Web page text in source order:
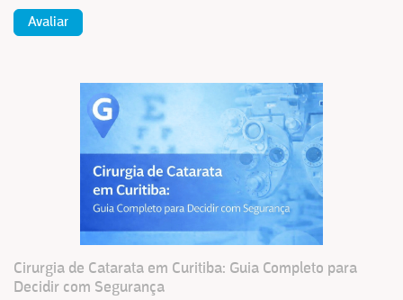
Avaliar
Cirurgia de Catarata em Curitiba: Guia Completo para
Decidir com Segurança